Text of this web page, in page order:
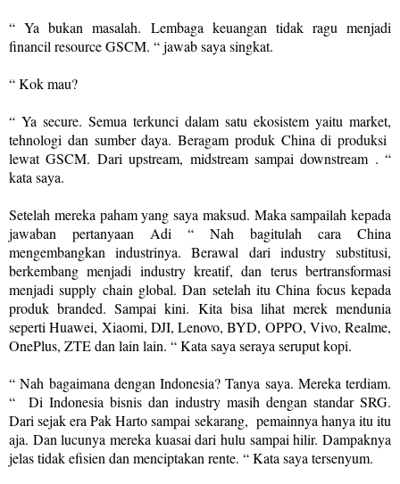
“ Ya bukan masalah. Lembaga keuangan tidak ragu menjadi
financil resource GSCM. “ jawab saya singkat.
“ Kok mau?
“ Ya secure. Semua terkunci dalam satu ekosistem yaitu market,
tehnologi dan sumber daya. Beragam produk China di produksi
lewat GSCM. Dari upstream, midstream sampai downstream . “
kata saya.
Setelah mereka paham yang saya maksud. Maka sampailah kepada
jawaban pertanyaan Adi “ Nah bagitulah cara China
mengembangkan industrinya. Berawal dari industry substitusi,
berkembang menjadi industry kreatif, dan terus bertransformasi
menjadi supply chain global. Dan setelah itu China focus kepada
produk branded. Sampai kini. Kita bisa lihat merek mendunia
seperti Huawei, Xiaomi, DJI, Lenovo, BYD, OPPO, Vivo, Realme,
OnePlus, ZTE dan lain lain. “ Kata saya seraya seruput kopi.
“ Nah bagaimana dengan Indonesia? Tanya saya. Mereka terdiam.
“
Di Indonesia bisnis dan industry masih dengan standar SRG.
Dari sejak era Pak Harto sampai sekarang, pemainnya hanya itu itu
aja. Dan lucunya mereka kuasai dari hulu sampai hilir. Dampaknya
jelas tidak efisien dan menciptakan rente. “ Kata saya tersenyum.